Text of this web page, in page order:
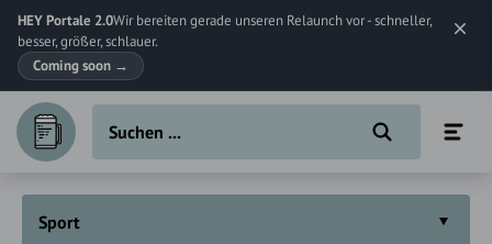
HEY Portale 2.0Wir bereiten gerade unseren Relaunch vor - schneller,
besser, größer, schlauer.
Coming soon →
Sport